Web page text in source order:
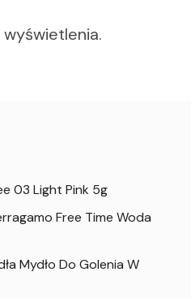
03 Light Pink 5g
Free Time Woda
Mydło Do Golenia W